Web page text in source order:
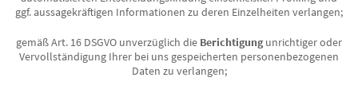
ggf. aussagekräftigen Informationen zu deren Einzelheiten verlangen;
gemäß Art. 16 DSGVO unverzüglich die Berichtigungunrichtiger oder
Vervollständigung Ihrer bei uns gespeicherten personenbezogenen
Daten zu verlangen;